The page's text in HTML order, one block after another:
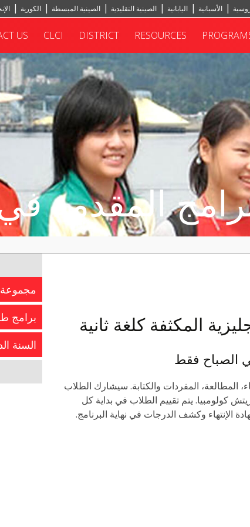
الكورية الصينية المبسطة الصينية التقليدية اليابانية الأسبانية
RESOURCES
DISTRICT
CLCI
US
المقدمة
المكثفة كلغة ثانية
في الصباح فقط
المطالعة، المفردات والكتابة. سيشارك الطلاب
كولومبيا. يتم تقييم الطلاب في بداية كل
الإنتهاء وكشف الدرجات في نهاية البرنامج.
برامج
السنة